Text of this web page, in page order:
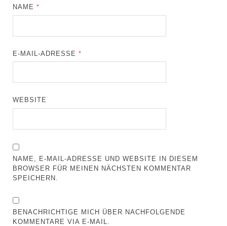
NAME*
E-MAIL-ADRESSE*
WEBSITE
NAME, E-MAIL-ADRESSE UND WEBSITE IN DIESEM
BROWSER FÜR MEINEN NÄCHSTEN KOMMENTAR
SPEICHERN.
BENACHRICHTIGE MICH ÜBER NACHFOLGENDE
KOMMENTARE VIA E-MAIL.